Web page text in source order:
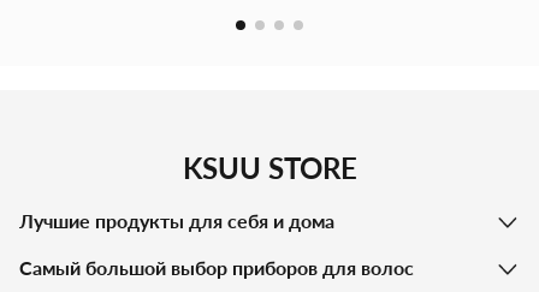
близкого человека, создавая атмосферу спа в уюте своего
KSUU STORE
Лучшие продукты для себя и дома
Самый большой выбор приборов для волос